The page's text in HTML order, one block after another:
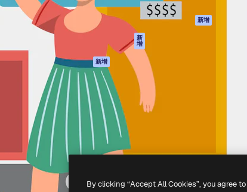
AI語音生成器
圖庫內容
MCP用於
Claude/ChatGPT
新
增
AI助手 新增
API
流動應用程式
所有Magnific工具
隱私政策
原創作品
新增
Company S.L.U. 版權所有 .
By clicking “Accept All Cookies”, you agree